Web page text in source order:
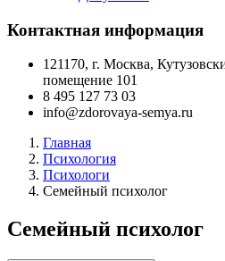
Контактная информация
121170, г. Москва,
помещение 101
‪8 495 127 73 03
info@zdorovaya-semya.ru
Главная
Психология
Психологи
Семейный психолог
Семейный психолог